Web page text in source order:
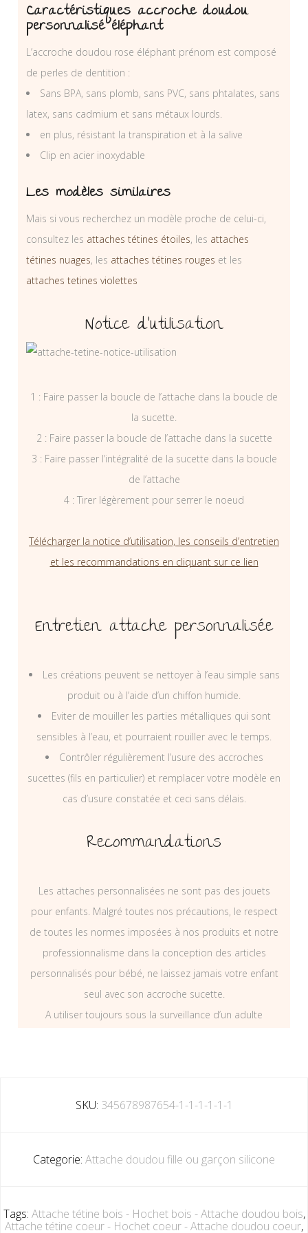
Caractéristiques accroche doudou
personnalisé éléphant
L’accroche doudou rose éléphant prénom est composé
de perles de dentition :
Sans BPA, sans plomb, sans PVC, sans phtalates, sans
latex, sans cadmium et sans métaux lourds.
en plus, résistant la transpiration et à la salive
Clip en acier inoxydable
Les modèles similaires
Mais si vous recherchez un modèle proche de celui-ci,
consultez les attaches tétines étoiles, les attaches
tétines nuages, les attaches tétines rouges et les
attaches tetines violettes
Notice d’utilisation
1 : Faire passer la boucle de l’attache dans la boucle de
la sucette.
2 : Faire passer la boucle de l’attache dans la sucette
3 : Faire passer l’intégralité de la sucette dans la boucle
de l’attache
4 : Tirer légèrement pour serrer le noeud
Télécharger la notice d’utilisation, les conseils d’entretien
et les recommandations en cliquant sur ce lien
Entretien attache personnalisée
Les créations peuvent se nettoyer à l’eau simple sans
produit ou à l’aide d’un chiffon humide.
Eviter de mouiller les parties métalliques qui sont
sensibles à l’eau, et pourraient rouiller avec le temps.
Contrôler régulièrement l’usure des accroches
sucettes (fils en particulier) et remplacer votre modèle en
cas d’usure constatée et ceci sans délais.
Recommandations
Les attaches personnalisées ne sont pas des jouets
pour enfants. Malgré toutes nos précautions, le respect
de toutes les normes imposées à nos produits et notre
professionnalisme dans la conception des articles
personnalisés pour bébé, ne laissez jamais votre enfant
seul avec son accroche sucette.
A utiliser toujours sous la surveillance d’un adulte
SKU: 345678987654-1-1-1-1-1-1
Categorie: Attache doudou fille ou garçon silicone
Tags: Attache tétine bois - Hochet bois - Attache doudou bois,
Attache tétine coeur - Hochet coeur - Attache doudou coeur,